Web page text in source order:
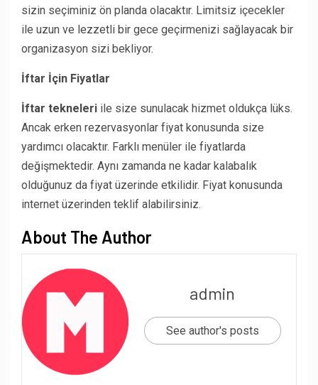
sizin seçiminiz ön planda olacaktır. Limitsiz içecekler
ile uzun ve lezzetli bir gece geçirmenizi sağlayacak bir
organizasyon sizi bekliyor.
İftar İçin Fiyatlar
İftar tekneleri ile size sunulacak hizmet oldukça lüks.
Ancak erken rezervasyonlar fiyat konusunda size
yardımcı olacaktır. Farklı menüler ile fiyatlarda
değişmektedir. Aynı zamanda ne kadar kalabalık
olduğunuz da fiyat üzerinde etkilidir. Fiyat konusunda
internet üzerinden teklif alabilirsiniz.
About The Author
admin
See author's posts